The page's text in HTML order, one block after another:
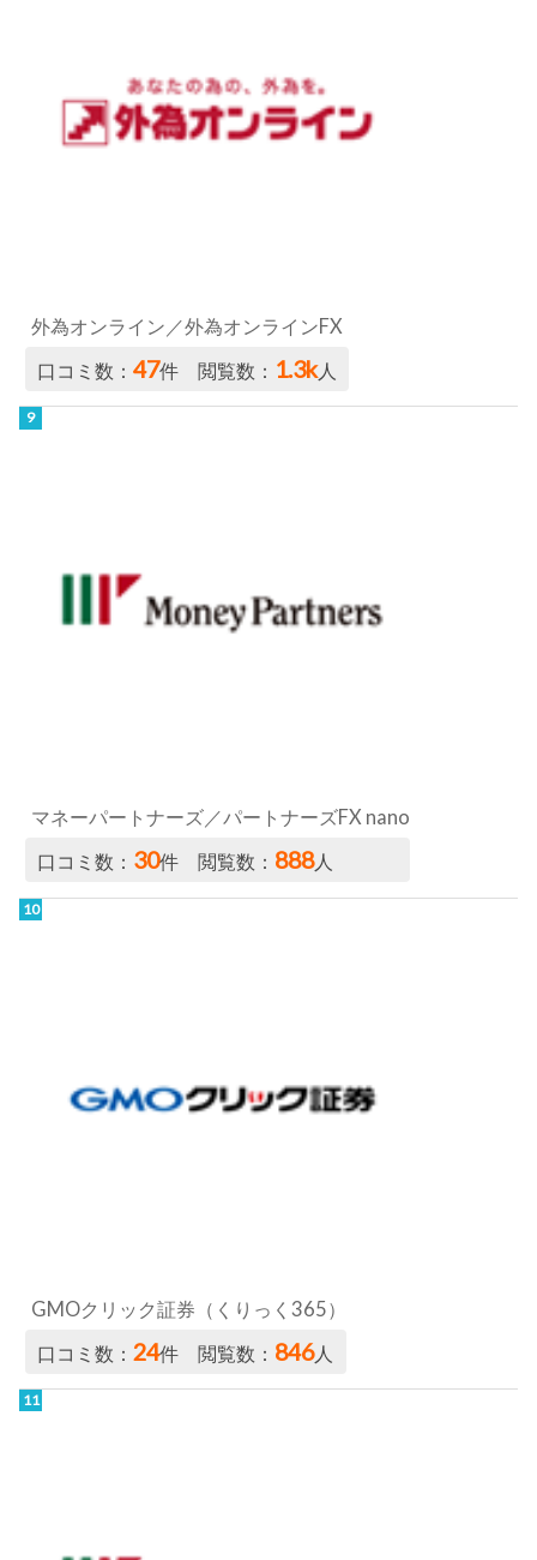
外為オンライン／外為オンラインFX
口コミ数：47件 閲覧数： 1.3k人
マネーパートナーズ／パートナーズFX nano
口コミ数： 30件 閲覧数： 888人
GMOクリック証券（くりっく365）
口コミ数：24件 閲覧数： 846人